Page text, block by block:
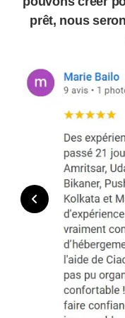
témoignages et
pouvons créer